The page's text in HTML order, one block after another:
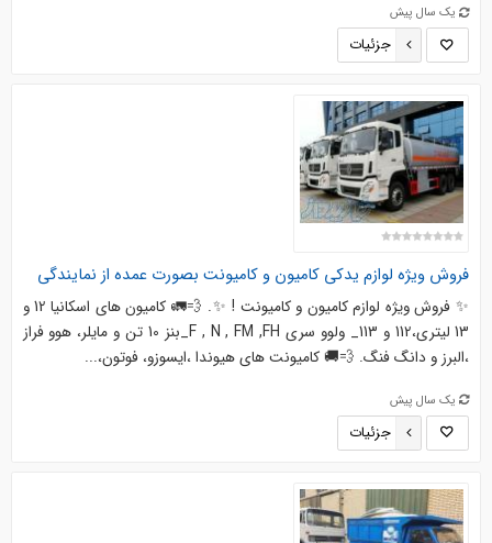
یک سال پیش
جزئیات
فروش ویژه لوازم یدکی کامیون و کامیونت بصورت عمده از نمایندگی
✨ فروش ویژه لوازم کامیون و کامیونت ! ✨. 💨🚛 کامیون های اسکانیا 12 و
13 لیتری،112 و 113_ ولوو سری F , N , FM ,FH_بنز 10 تن و مایلر، هوو فراز
،البرز و دانگ فنگ. 💨🚚 کامیونت های هیوندا ،ایسوزو، فوتون،...
یک سال پیش
جزئیات